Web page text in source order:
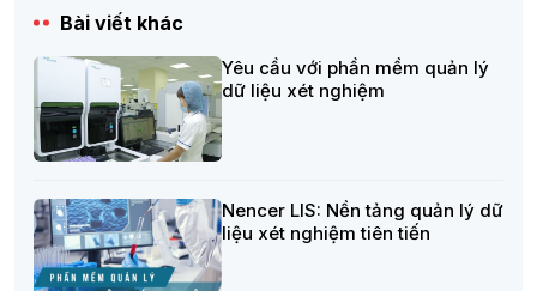
Bài viết khác
Yêu cầu với phần mềm quản lý
dữ liệu xét nghiệm
Nencer LIS: Nền tảng quản lý dữ
liệu xét nghiệm tiên tiến